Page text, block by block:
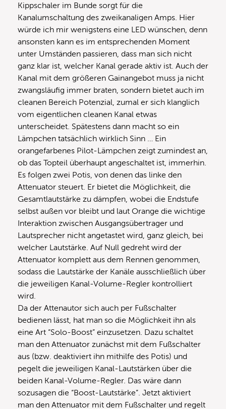
Kippschaler im Bunde sorgt für die
Kanalumschaltung des zweikanaligen Amps. Hier
würde ich mir wenigstens eine LED wünschen, denn
ansonsten kann es im entsprechenden Moment
unter Umständen passieren, dass man sich nicht
ganz klar ist, welcher Kanal gerade aktiv ist. Auch der
Kanal mit dem größeren Gainangebot muss ja nicht
zwangsläufig immer braten, sondern bietet auch im
cleanen Bereich Potenzial, zumal er sich klanglich
vom eigentlichen cleanen Kanal etwas
unterscheidet. Spätestens dann macht so ein
Lämpchen tatsächlich wirklich Sinn … Ein
orangefarbenes Pilot-Lämpchen zeigt zumindest an,
ob das Topteil überhaupt angeschaltet ist, immerhin.
Es folgen zwei Potis, von denen das linke den
Attenuator steuert. Er bietet die Möglichkeit, die
Gesamtlautstärke zu dämpfen, wobei die Endstufe
selbst außen vor bleibt und laut Orange die wichtige
Interaktion zwischen Ausgangsübertrager und
Lautsprecher nicht angetastet wird, ganz gleich, bei
welcher Lautstärke. Auf Null gedreht wird der
Attenuator komplett aus dem Rennen genommen,
sodass die Lautstärke der Kanäle ausschließlich über
die jeweiligen Kanal-Volume-Regler kontrolliert
wird.
Da der Attenautor sich auch per Fußschalter
bedienen lässt, hat man so die Möglichkeit ihn als
eine Art “Solo-Boost” einzusetzen. Dazu schaltet
man den Attenuator zunächst mit dem Fußschalter
aus (bzw. deaktiviert ihn mithilfe des Potis) und
pegelt die jeweiligen Kanal-Lautstärken über die
beiden Kanal-Volume-Regler. Das wäre dann
sozusagen die “Boost-Lautstärke”. Jetzt aktiviert
man den Attenuator mit dem Fußschalter und regelt